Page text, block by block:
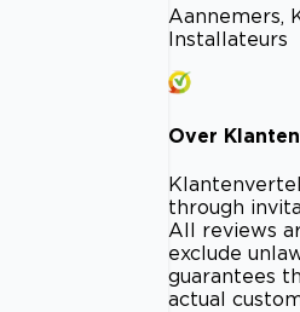
Aannemers,
Installateurs
Over
through
All reviews
exclude
guarantees
actual